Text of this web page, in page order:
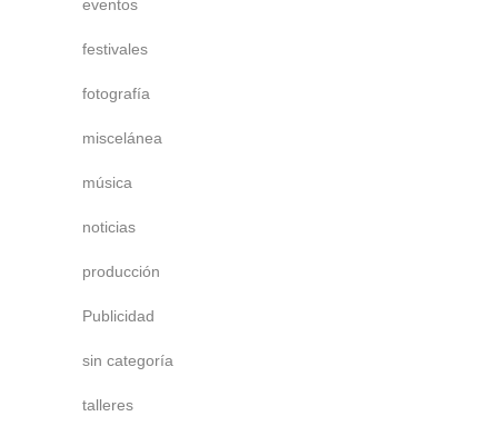
eventos
festivales
fotografía
miscelánea
música
noticias
producción
Publicidad
sin categoría
talleres